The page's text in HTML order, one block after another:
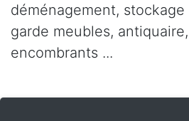
déménagement,
garde meubles,
encombrants ...